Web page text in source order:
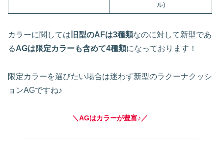
ル)
カラーに関しては 旧型のAFは3種類なのに対して新型であ
るAGは限定カラーも含めて4種類になっております！
限定カラーを選びたい場合は迷わず新型のラクーナクッシ
ョンAGですね♪
＼AGはカラーが豊富♪／